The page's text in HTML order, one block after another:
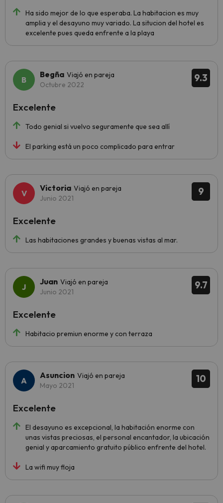
Ha sido mejor de lo que esperaba. La habitacion es muy
amplia y el desayuno muy variado. La situcion del hotel es
excelente pues queda enfrente a la playa
9.3
Begña Viajó en pareja
Octubre 2022
Todo genial si vuelvo seguramente que sea allí
El parking está un poco complicado para entrar
Excelente
9
Victoria Viajó en pareja
Junio 2021
Las habitaciones grandes y buenas vistas al mar.
Excelente
9.7
Juan Viajó en pareja
Junio 2021
Habitacio premiun enorme y con terraza
Excelente
10
Asuncion Viajó en pareja
Mayo 2021
El desayuno es excepcional, la habitación enorme con
unas vistas preciosas, el personal encantador, la ubicación
genial y aparcamiento gratuito público enfrente del hotel.
La wifi muy floja
Excelente